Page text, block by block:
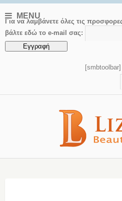
MENU
Για να λαμβάνετε όλες τις
βάλτε εδώ το e-mail σας:
[smbtoolbar]